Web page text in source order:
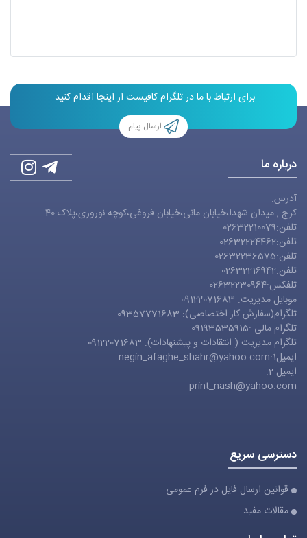
برای ارتباط با ما در تلگرام کافیست از اینجا اقدام کنید.
ارسال پیام
درباره ما
آدرس:
کرج , میدان شهدا،خیابان مانی،خیابان فروغی،کوچه نوروزی،پلاک 40
تلفن:02632210079
تلفن:02632224462
تلفن:02632236575
تلفن:02632216942
تلفکس:02632230964
موبایل مدیریت: 09122071683
تلگرام(سفارش کار اختصاصی): 09357771683
تلگرام مالی :09193535915
تلگرام مدیریت ( انتقادات و پیشنهادات): 09122071683
ایمیل1: negin_afaghe_shahr@yahoo.com
ایمیل 2:
print_nash@yahoo.com
دسترسی سریع
قوانین ارسال فایل در فرم عمومی
مقالات مفید